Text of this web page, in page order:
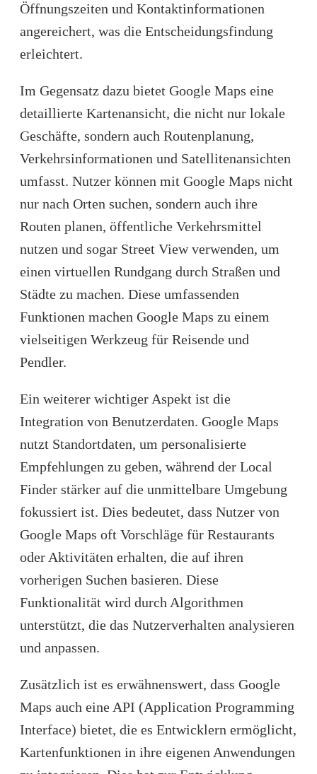
Öffnungszeiten und Kontaktinformationen
angereichert, was die Entscheidungsfindung
erleichtert.
Im Gegensatz dazu bietet Google Maps eine
detaillierte Kartenansicht, die nicht nur lokale
Geschäfte, sondern auch Routenplanung,
Verkehrsinformationen und Satellitenansichten
umfasst. Nutzer können mit Google Maps nicht
nur nach Orten suchen, sondern auch ihre
Routen planen, öffentliche Verkehrsmittel
nutzen und sogar Street View verwenden, um
einen virtuellen Rundgang durch Straßen und
Städte zu machen. Diese umfassenden
Funktionen machen Google Maps zu einem
vielseitigen Werkzeug für Reisende und
Pendler.
Ein weiterer wichtiger Aspekt ist die
Integration von Benutzerdaten. Google Maps
nutzt Standortdaten, um personalisierte
Empfehlungen zu geben, während der Local
Finder stärker auf die unmittelbare Umgebung
fokussiert ist. Dies bedeutet, dass Nutzer von
Google Maps oft Vorschläge für Restaurants
oder Aktivitäten erhalten, die auf ihren
vorherigen Suchen basieren. Diese
Funktionalität wird durch Algorithmen
unterstützt, die das Nutzerverhalten analysieren
und anpassen.
Zusätzlich ist es erwähnenswert, dass Google
Maps auch eine API (Application Programming
Interface) bietet, die es Entwicklern ermöglicht,
Kartenfunktionen in ihre eigenen Anwendungen